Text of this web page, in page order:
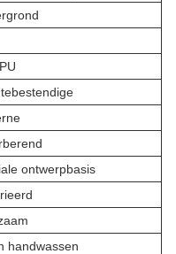
ontwerpbasis
handwassen